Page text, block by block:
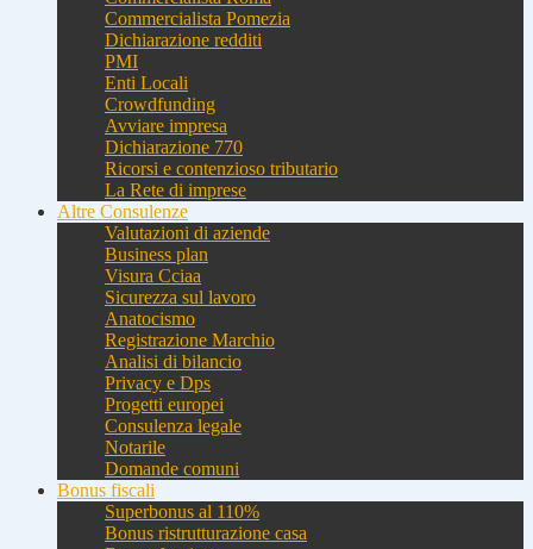
Commercialista Pomezia
Dichiarazione redditi
PMI
Enti Locali
Crowdfunding
Avviare impresa
Dichiarazione 770
Ricorsi e contenzioso tributario
La Rete di imprese
Altre Consulenze
Valutazioni di aziende
Business plan
Visura Cciaa
Sicurezza sul lavoro
Anatocismo
Registrazione Marchio
Analisi di bilancio
Privacy e Dps
Progetti europei
Consulenza legale
Notarile
Domande comuni
Bonus fiscali
Superbonus al 110%
Bonus ristrutturazione casa